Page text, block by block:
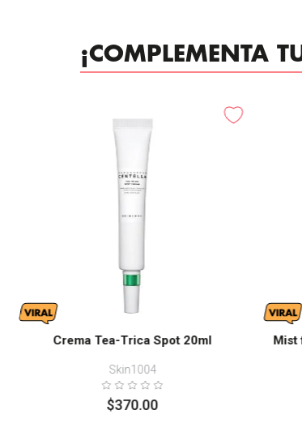
¡COMPLEMENTA
Crema Tea-Trica Spot 20ml
Skin1004
$370.00
Mist